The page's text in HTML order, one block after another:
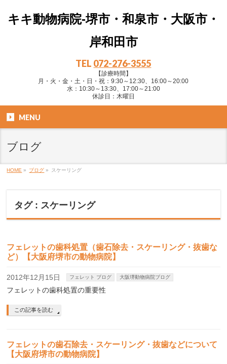
キキ動物病院-堺市・和泉市・大阪市・
岸和田市
TEL 072-276-3555
【診療時間】
月・火・金・土・日・祝：9:30～12:30、16:00～20:00
水：10:30～13:30、17:00～21:00
休診日：木曜日
MENU
ブログ
HOME » ブログ » スケーリング
タグ : スケーリング
フェレットの歯科処置（歯石除去・スケーリング・抜歯な
ど）【大阪府堺市の動物病院】
2012年12月15日 フェレット ブログ 大阪堺動物病院ブログ
フェレットの歯科処置の重要性
この記事を読む
フェレットの歯石除去・スケーリング・抜歯などについて
【大阪府堺市の動物病院】